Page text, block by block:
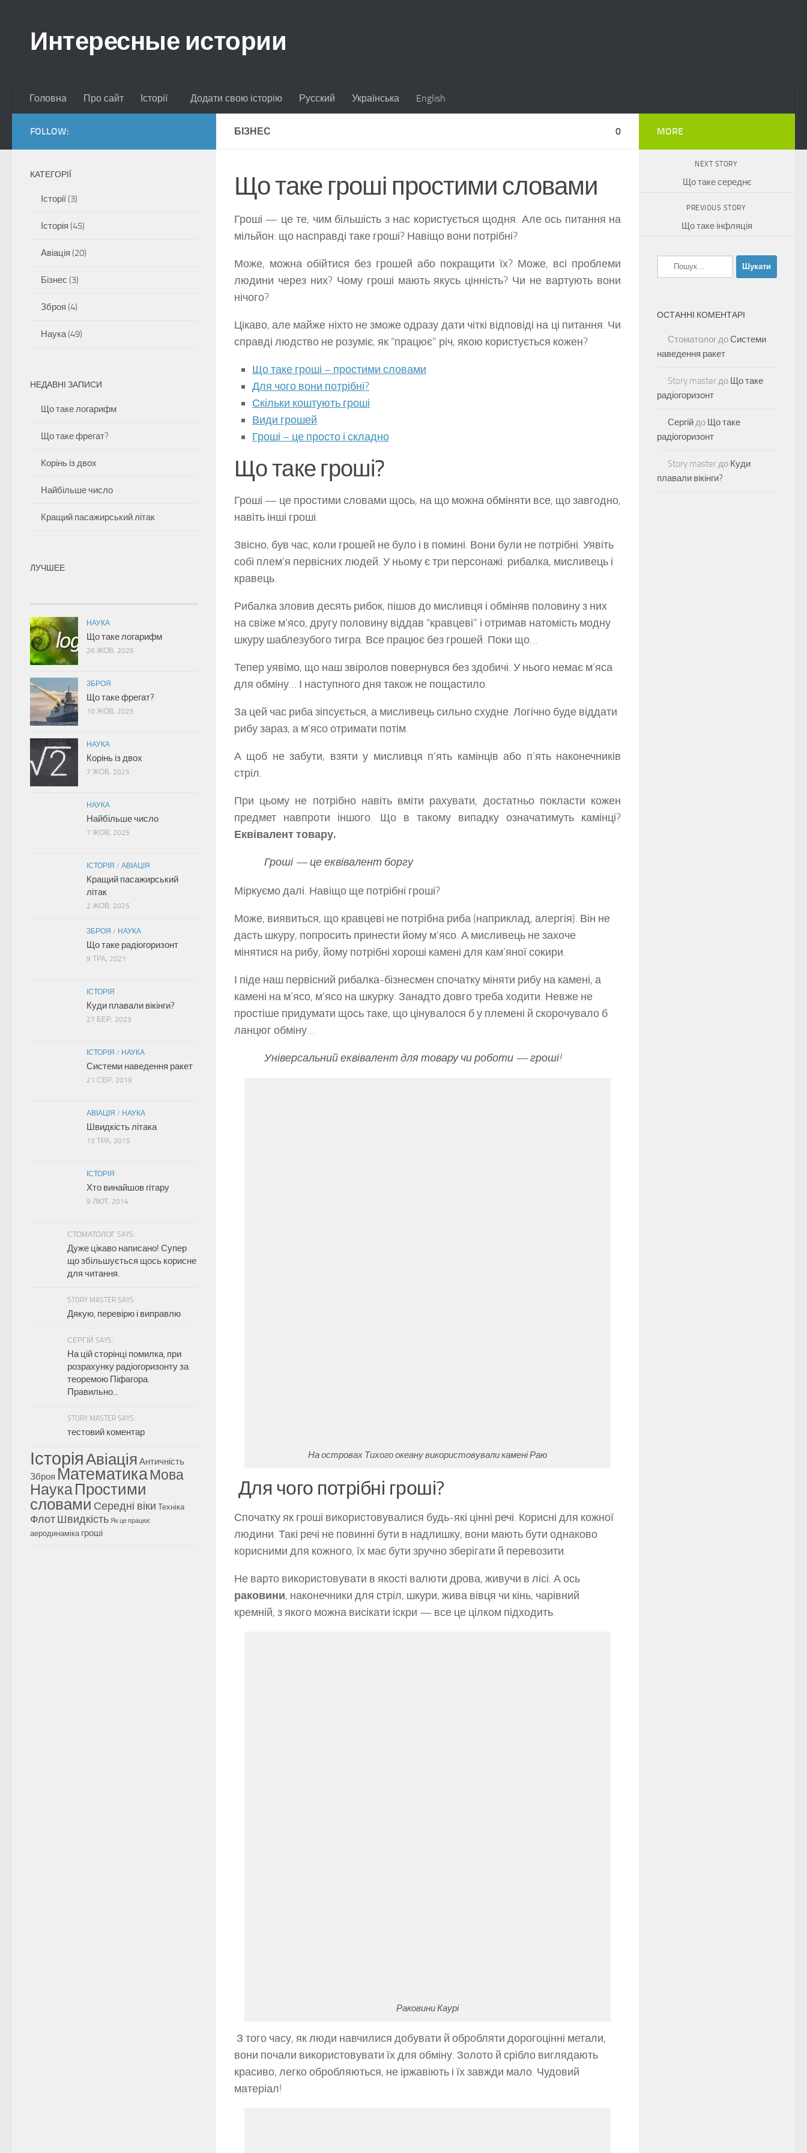
Интересные истории
Головна Про сайт Історії Додати свою історію Русский Українська English
БІЗНЕС 0
Що таке гроші простими словами
Гроші — це те, чим більшість з нас користується щодня. Але ось питання на
мільйон: що насправді таке гроші? Навіщо вони потрібні?
Може, можна обійтися без грошей або покращити їх? Може, всі проблеми
людини через них? Чому гроші мають якусь цінність? Чи не вартують вони
нічого?
Цікаво, але майже ніхто не зможе одразу дати чіткі відповіді на ці питання. Чи
справді людство не розуміє, як “працює” річ, якою користується кожен?
Що таке гроші – простими словами
Для чого вони потрібні?
Скільки коштують гроші
Види грошей
Гроші – це просто і складно
Що таке гроші?
Гроші — це простими словами щось, на що можна обміняти все, що завгодно,
навіть інші гроші.
Звісно, був час, коли грошей не було і в помині. Вони були не потрібні. Уявіть
собі плем’я первісних людей. У ньому є три персонажі: рибалка, мисливець і
кравець.
Рибалка зловив десять рибок, пішов до мисливця і обміняв половину з них
на свіже м’ясо, другу половину віддав “кравцеві” і отримав натомість модну
шкуру шаблезубого тигра. Все працює без грошей. Поки що…
Тепер уявімо, що наш звіролов повернувся без здобичі. У нього немає м’яса
для обміну… І наступного дня також не пощастило.
За цей час риба зіпсується, а мисливець сильно схудне. Логічно буде віддати
рибу зараз, а м’ясо отримати потім.
А щоб не забути, взяти у мисливця п’ять камінців або п’ять наконечників
стріл.
При цьому не потрібно навіть вміти рахувати, достатньо покласти кожен
предмет навпроти іншого. Що в такому випадку означатимуть камінці?
Еквівалент товару.
Гроші — це еквівалент боргу
Міркуємо далі. Навіщо ще потрібні гроші?
Може, виявиться, що кравцеві не потрібна риба (наприклад, алергія). Він не
дасть шкуру, попросить принести йому м’ясо. А мисливець не захоче
мінятися на рибу, йому потрібні хороші камені для кам’яної сокири.
І піде наш первісний рибалка-бізнесмен спочатку міняти рибу на камені, а
камені на м’ясо, м’ясо на шкурку. Занадто довго треба ходити. Невже не
простіше придумати щось таке, що цінувалося б у племені й скорочувало б
ланцюг обміну…
Універсальний еквівалент для товару чи роботи — гроші!
На островах Тихого океану використовували камені Раю
Для чого потрібні гроші?
Спочатку як гроші використовувалися будь-які цінні речі. Корисні для кожної
людини. Такі речі не повинні бути в надлишку, вони мають бути однаково
корисними для кожного, їх має бути зручно зберігати й перевозити.
Не варто використовувати в якості валюти дрова, живучи в лісі. А ось
раковини, наконечники для стріл, шкури, жива вівця чи кінь, чарівний
кремній, з якого можна висікати іскри — все це цілком підходить.
Раковини Каурі
З того часу, як люди навчилися добувати й обробляти дорогоцінні метали,
вони почали використовувати їх для обміну. Золото й срібло виглядають
красиво, легко обробляються, не іржавіють і їх завжди мало. Чудовий
матеріал!
FOLLOW:
КАТЕГОРІЇ
Історії(3)
Історія (45)
Авіація (20)
Бізнес (3)
Зброя (4)
Наука(49)
НЕДАВНІ ЗАПИСИ
Що таке логарифм
Що таке фрегат?
Корінь із двох
Найбільше число
Кращий пасажирський літак
ЛУЧШЕЕ
НАУКА
Що таке логарифм
26 ЖОВ, 2025
ЗБРОЯ
Що таке фрегат?
10 ЖОВ, 2025
НАУКА
Корінь із двох
7 ЖОВ, 2025
НАУКА
Найбільше число
7 ЖОВ, 2025
ІСТОРІЯ / АВІАЦІЯ
Кращий пасажирський
літак
2 ЖОВ, 2025
ЗБРОЯ / НАУКА
Що таке радіогоризонт
9 ТРА, 2021
ІСТОРІЯ
Куди плавали вікінги?
27 БЕР, 2023
ІСТОРІЯ / НАУКА
Системи наведення ракет
21 СЕР, 2019
АВІАЦІЯ / НАУКА
Швидкість літака
13 ТРА, 2015
ІСТОРІЯ
Хто винайшов гітару
9 ЛЮТ, 2014
СТОМАТОЛОГ SAYS:
Дуже цікаво написано! Супер
що збільшується щось корисне
для читання.
STORY MASTER SAYS:
Дякую, перевірю і виправлю
СЕРГІЙ SAYS:
На цій сторінці помилка, при
розрахунку радіогоризонту за
теоремою Піфагора.
Правильно...
STORY MASTER SAYS:
тестовий коментар
ІсторіяАвіація Античність
Зброя МатематикаМова
НаукаПростими
словами Середні віки Техніка
Флот Швидкість Як це працює
аеродинаміка гроші
MORE
NEXT STORY
Що таке середнє
PREVIOUS STORY
Що таке інфляція
Пошук:
ОСТАННІ КОМЕНТАРІ
СтоматологдоСистеми
наведення ракет
Story masterдо Що таке
радіогоризонт
Сергійдо Що таке
радіогоризонт
Story masterдо Куди
плавали вікінги?